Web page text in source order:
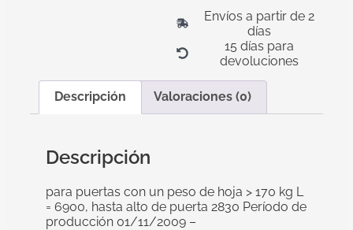
Envíos a partir de 2
días
15 días para
devoluciones
Descripción Valoraciones (0)
Descripción
para puertas con un peso de hoja > 170 kg L
= 6900, hasta alto de puerta 2830 Período de
producción 01/11/2009 –